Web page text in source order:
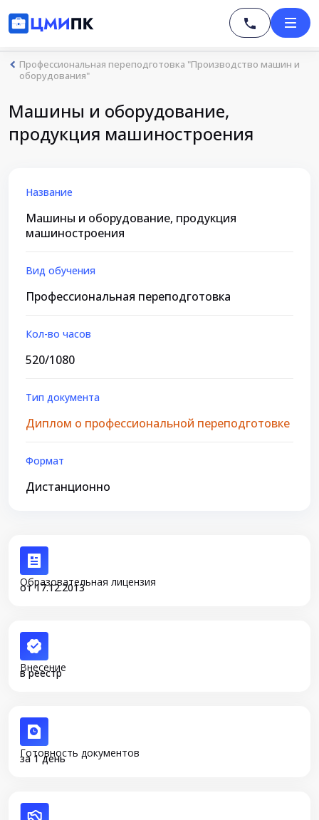
Профессиональная переподготовка "Производство машин и
оборудования"
Машины и оборудование,
продукция машиностроения
Название
Машины и оборудование, продукция
машиностроения
Вид обучения
Профессиональная переподготовка
Кол-во часов
520/1080
Тип документа
Диплом о профессиональной переподготовке
Формат
Дистанционно
Образовательная лицензия
от 17.12.2013
Внесение
в реестр
Готовность документов
за 1 день